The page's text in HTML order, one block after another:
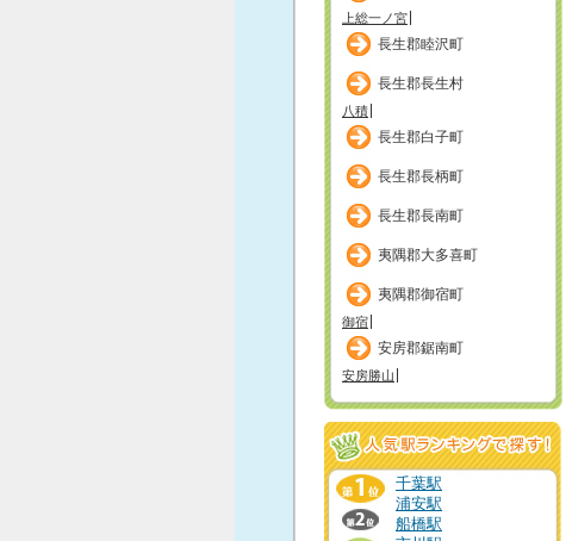
上総一ノ宮
長生郡睦沢町
長生郡長生村
八積
長生郡白子町
長生郡長柄町
長生郡長南町
夷隅郡大多喜町
夷隅郡御宿町
御宿
安房郡鋸南町
安房勝山
千葉駅
浦安駅
船橋駅